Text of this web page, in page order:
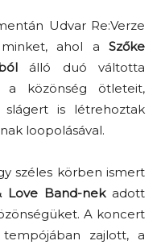
Udvar Re:Verze
ahol a Szőke
álló duó váltotta
a közönség ötleteit,
is létrehoztak
loopolásával.
széles körben ismert
Love Band-nekadott
A koncert
zajlott, a